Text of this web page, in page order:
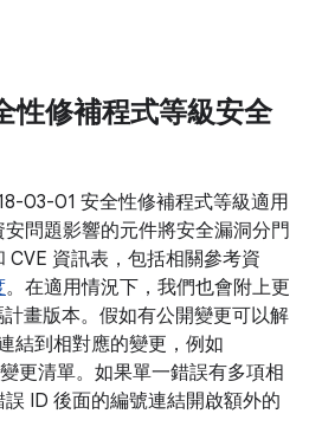
性修補程式等級安全
03-01 安全性修補程式等級適用
問題影響的元件將安全漏洞分門
CVE 資訊表，包括相關參考資
。在適用情況下，我們也會附上更
畫版本。假如有公開變更可以解
結到相對應的變更，例如
更清單。如果單一錯誤有多項相
ID 後面的編號連結開啟額外的